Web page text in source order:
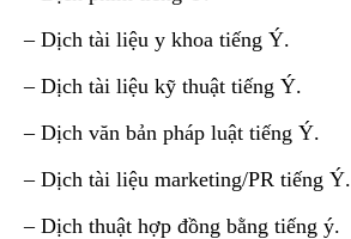
– Dịch tài liệu y khoa tiếng Ý.
– Dịch tài liệu kỹ thuật tiếng Ý.
– Dịch văn bản pháp luật tiếng Ý.
– Dịch tài liệu marketing/PR tiếng Ý.
– Dịch thuật hợp đồng bằng tiếng ý.